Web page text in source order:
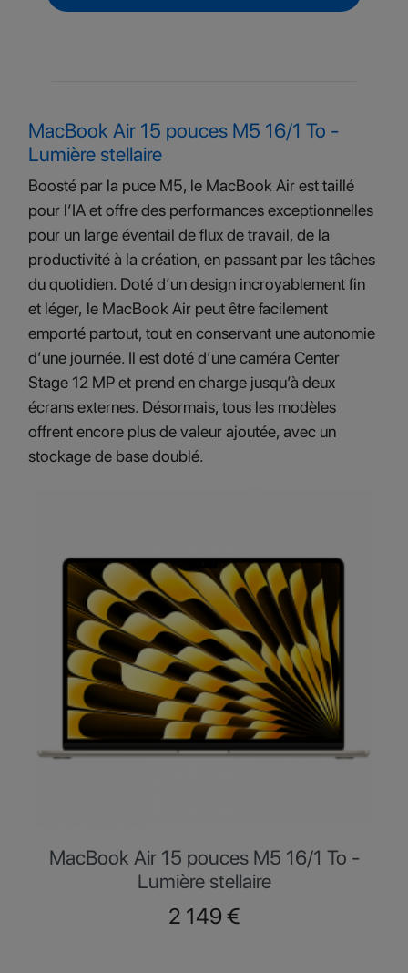
MacBook Air 15 pouces M5 16/1 To -
Lumière stellaire
Boosté par la puce M5, le MacBook Air est taillé
pour l’IA et offre des performances exceptionnelles
pour un large éventail de flux de travail, de la
productivité à la création, en passant par les tâches
du quotidien. Doté d’un design incroyablement fin
et léger, le MacBook Air peut être facilement
emporté partout, tout en conservant une autonomie
d’une journée. Il est doté d’une caméra Center
Stage 12 MP et prend en charge jusqu’à deux
écrans externes. Désormais, tous les modèles
offrent encore plus de valeur ajoutée, avec un
stockage de base doublé.
MacBook Air 15 pouces M5 16/1 To -
Lumière stellaire
Prix
2 149 €